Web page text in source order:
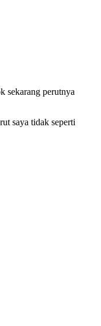
sekarang perutnya
saya tidak seperti